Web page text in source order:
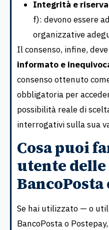
Integrità e
f): devono essere
organizzative
Il consenso, infine,
informato e
consenso ottenuto
obbligatoria per
possibilità reale di
interrogativi sulla sua
Cosa puoi
utente delle
BancoPosta
Se hai utilizzato — o
BancoPosta o